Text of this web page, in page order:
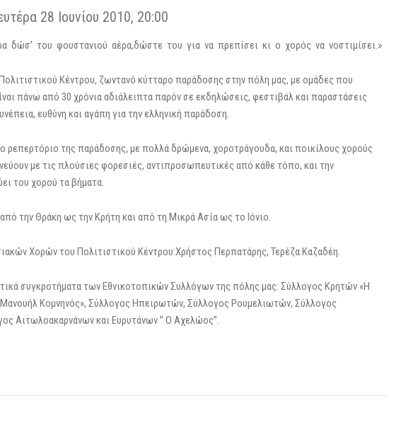
28 Ιουνίου 2010, 20:00
του φουστανιού αέρα,δώστε του για να πρεπίσει κι ο χορός να νοστιμίσει.»
Κέντρου, ζωντανό κύτταρο παράδοσης στην πόλη μας, με ομάδες που
πάνω από 30 χρόνια αδιάλειπτα παρόν σε εκδηλώσεις, φεστιβάλ και παραστάσεις
ευθύνη και αγάπη για την ελληνική παράδοση.
ρεπερτόριο της παράδοσης, με πολλά δρώμενα, χοροτράγουδα, και ποικίλους χορούς
με τις πλούσιες φορεσιές, αντιπροσωπευτικές από κάθε τόπο, και την
του χορού τα βήματα.
την Θράκη ως την Κρήτη και από τη Μικρά Ασία ως το Ιόνιο.
Χορών του Πολιτιστικού Κέντρου:Χρήστος Περπατάρης, Τερέζα Καζαδέη.
συγκροτήματα των Εθνικοτοπικών Συλλόγων της πόλης μας: Σύλλογος Κρητών «Η
Κομνηνός», Σύλλογος Ηπειρωτών, Σύλλογος Ρουμελιωτών, Σύλλογος
Αιτωλοακαρνάνων και Ευρυτάνων ” Ο Αχελώος”.